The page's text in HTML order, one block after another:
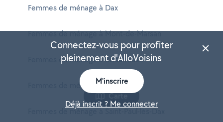
Femmes de ménage à Dax
Femmes de ménage à Mont-de-Marsan
Femmes de ménage à Biscarrosse
Femmes de ménage à Capbreton
Femmes de ménage à Saint-Paul-lès-Dax
Carte
Connectez-vous pour profiter
pleinement d'AlloVoisins
M'inscrire
Déjà inscrit ? Me connecter